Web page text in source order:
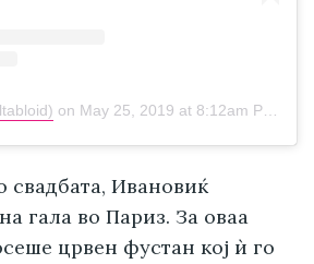
on May 25, 2019 at 8:12am PDT
свадбата, Ивановиќ
гала во Париз. За оваа
црвен фустан кој ѝ го